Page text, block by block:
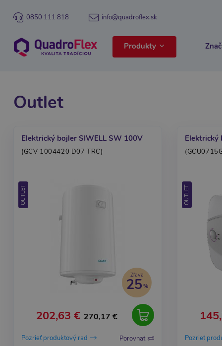
0850 111 818 info@quadroflex.sk
Produkty
Outlet
Elektrický bojler SIWELL SW 100V
(GCV 1004420 D07 TRC)
OUTLET
Zľava
25
202,63 € 270,17 €
Pozrieť produktový rad Porovnať
Elektrický
OUTLET
Pozrieť